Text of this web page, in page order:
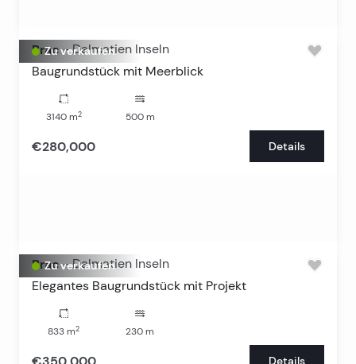
Zu verkaufen
Brac - Dalmatien Inseln
Baugrundstück mit Meerblick
3140m2 500m
€280,000 Details
Zu verkaufen
Brac - Dalmatien Inseln
Elegantes Baugrundstück mit Projekt
833 m2 230 m
€350,000 Details